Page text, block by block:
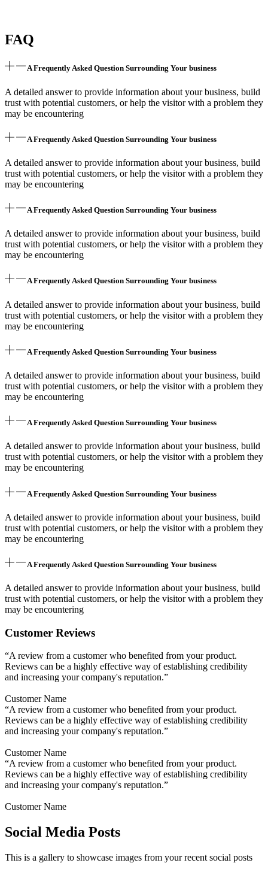
FAQ
A Frequently Asked Question Surrounding Your business
A detailed answer to provide information about your business, build
trust with potential customers, or help the visitor with a problem they
may be encountering
A Frequently Asked Question Surrounding Your business
A detailed answer to provide information about your business, build
trust with potential customers, or help the visitor with a problem they
may be encountering
A Frequently Asked Question Surrounding Your business
A detailed answer to provide information about your business, build
trust with potential customers, or help the visitor with a problem they
may be encountering
A Frequently Asked Question Surrounding Your business
A detailed answer to provide information about your business, build
trust with potential customers, or help the visitor with a problem they
may be encountering
A Frequently Asked Question Surrounding Your business
A detailed answer to provide information about your business, build
trust with potential customers, or help the visitor with a problem they
may be encountering
A Frequently Asked Question Surrounding Your business
A detailed answer to provide information about your business, build
trust with potential customers, or help the visitor with a problem they
may be encountering
A Frequently Asked Question Surrounding Your business
A detailed answer to provide information about your business, build
trust with potential customers, or help the visitor with a problem they
may be encountering
A Frequently Asked Question Surrounding Your business
A detailed answer to provide information about your business, build
trust with potential customers, or help the visitor with a problem they
may be encountering
Customer Reviews
“A review from a customer who benefited from your product.
Reviews can be a highly effective way of establishing credibility
and increasing your company's reputation.”
Customer Name
“A review from a customer who benefited from your product.
Reviews can be a highly effective way of establishing credibility
and increasing your company's reputation.”
Customer Name
“A review from a customer who benefited from your product.
Reviews can be a highly effective way of establishing credibility
and increasing your company's reputation.”
Customer Name
Social Media Posts
This is a gallery to showcase images from your recent social posts